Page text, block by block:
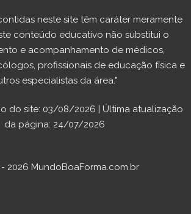
neste site têm caráter meramente
conteúdo educativo não substitui o
e acompanhamento de médicos,
profissionais de educação física e
especialistas da área."
do site: 03/08/2026 | Última atualização
da página: 24/07/2026
2026 MundoBoaForma.com.br